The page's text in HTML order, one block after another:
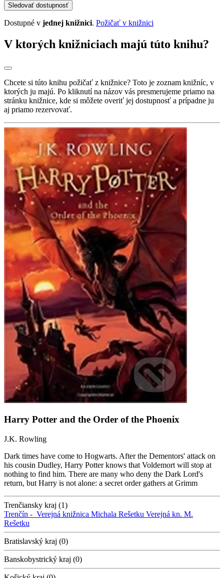
Sledovať dostupnosť
Dostupné v jednej knižnici. Požičať v knižnici
V ktorých knižniciach majú túto knihu?
Chcete si túto knihu požičať z knižnice? Toto je zoznam knižníc, v
ktorých ju majú. Po kliknutí na názov vás presmerujeme priamo na
stránku knižnice, kde si môžete overiť jej dostupnosť a prípadne ju
aj priamo rezervovať.
Harry Potter and the Order of the Phoenix
J.K. Rowling
Dark times have come to Hogwarts. After the Dementors' attack on
his cousin Dudley, Harry Potter knows that Voldemort will stop at
nothing to find him. There are many who deny the Dark Lord's
return, but Harry is not alone: a secret order gathers at Grimm
Trenčiansky kraj (1)
Trenčín - Verejná knižnica Michala Rešetku Verejná kn. M.
Rešetku
Bratislavský kraj (0)
Banskobystrický kraj (0)